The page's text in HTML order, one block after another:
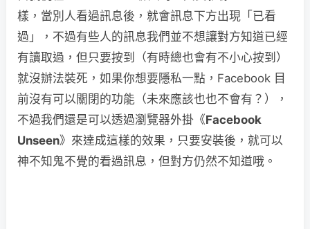
樣，當別人看過訊息後，就會訊息下方出現「已看
過」，不過有些人的訊息我們並不想讓對方知道已經
有讀取過，但只要按到（有時總也會有不小心按到）
就沒辦法裝死，如果你想要隱私一點，Facebook 目
前沒有可以關閉的功能（未來應該也也不會有？），
不過我們還是可以透過瀏覽器外掛《Facebook
Unseen》來達成這樣的效果，只要安裝後，就可以
神不知鬼不覺的看過訊息，但對方仍然不知道哦。